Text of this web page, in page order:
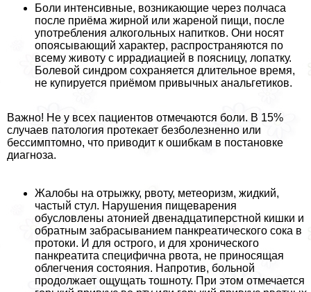
Боли интенсивные, возникающие через полчаса
после приёма жирной или жареной пищи, после
употребления алкогольных напитков. Они носят
опоясывающий характер, распространяются по
всему животу с иррадиацией в поясницу, лопатку.
Болевой синдром сохраняется длительное время,
не купируется приёмом привычных анальгетиков.
Важно! Не у всех пациентов отмечаются боли. В 15%
случаев патология протекает безболезненно или
бессимптомно, что приводит к ошибкам в постановке
диагноза.
Жалобы на отрыжку, рвоту, метеоризм, жидкий,
частый стул. Нарушения пищеварения
обусловлены атонией двенадцатиперстной кишки и
обратным забрасыванием панкреатического сока в
протоки. И для острого, и для хронического
панкреатита специфична рвота, не приносящая
облегчения состояния. Напротив, больной
продолжает ощущать тошноту. При этом отмечается